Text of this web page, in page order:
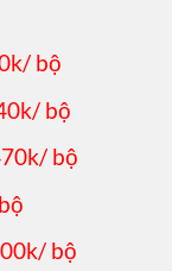
bộ
bộ
bộ
bộ